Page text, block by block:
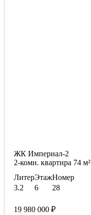
ЖК Империал-2
2-комн. квартира 74 м²
Литер
3.2
Этаж
6
Номер
28
19 980 000 ₽